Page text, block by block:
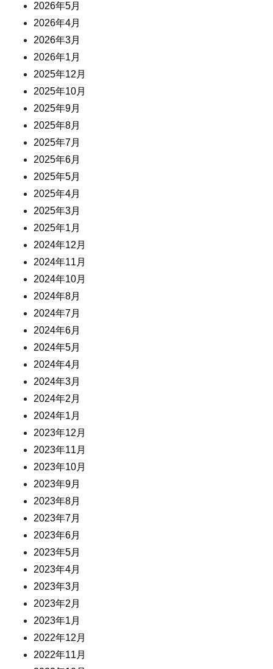
2026年5月
2026年4月
2026年3月
2026年1月
2025年12月
2025年10月
2025年9月
2025年8月
2025年7月
2025年6月
2025年5月
2025年4月
2025年3月
2025年1月
2024年12月
2024年11月
2024年10月
2024年8月
2024年7月
2024年6月
2024年5月
2024年4月
2024年3月
2024年2月
2024年1月
2023年12月
2023年11月
2023年10月
2023年9月
2023年8月
2023年7月
2023年6月
2023年5月
2023年4月
2023年3月
2023年2月
2023年1月
2022年12月
2022年11月